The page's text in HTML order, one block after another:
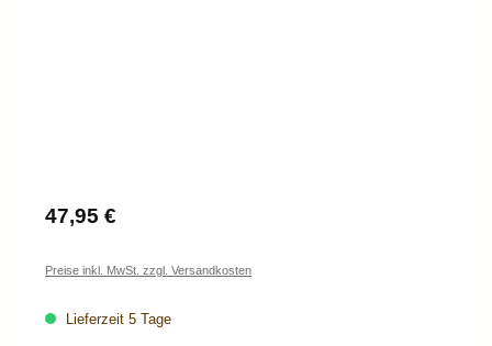
Regulärer Preis:
47,95 €
Preise inkl. MwSt. zzgl. Versandkosten
Lieferzeit 5 Tage